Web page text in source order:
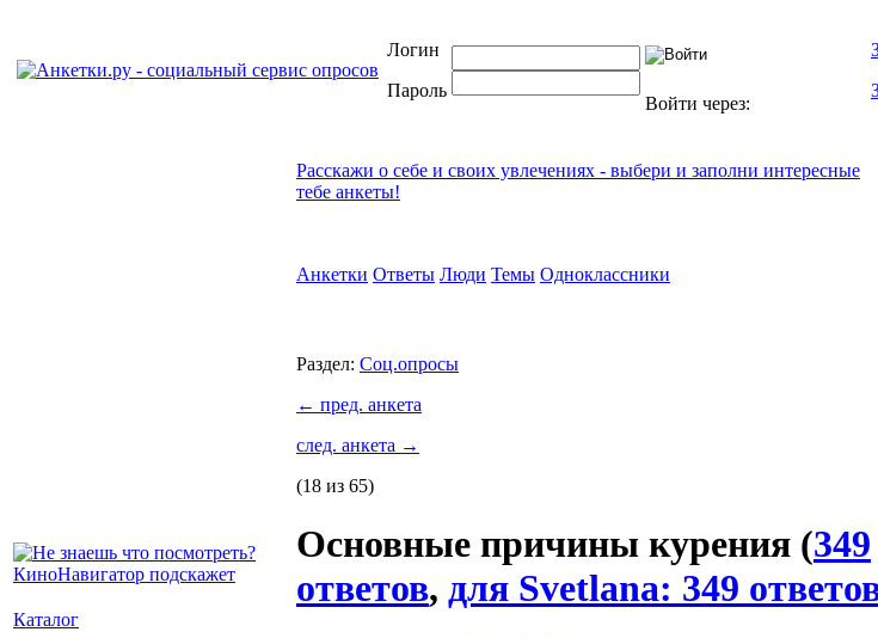
Логин
Пароль
Войти через:
Каталог
Расскажи о себе и своих увлечениях - выбери и заполни интересные
тебе анкеты!
Анкетки Ответы Люди Темы Одноклассники
Раздел: Соц.опросы
← пред. анкета
след. анкета →
(18 из 65)
Основные причины курения (349
ответов, для Svetlana: 349